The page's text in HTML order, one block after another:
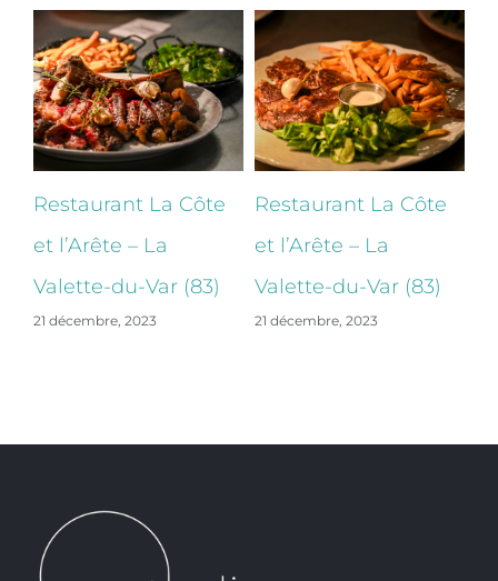
Restaurant La Côte
et l’Arête – La
Valette-du-Var (83)
21 décembre, 2023
Restaurant La Côte
et l’Arête – La
Valette-du-Var (83)
21 décembre, 2023